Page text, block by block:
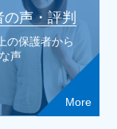
の声・評判
の保護者から
声
More